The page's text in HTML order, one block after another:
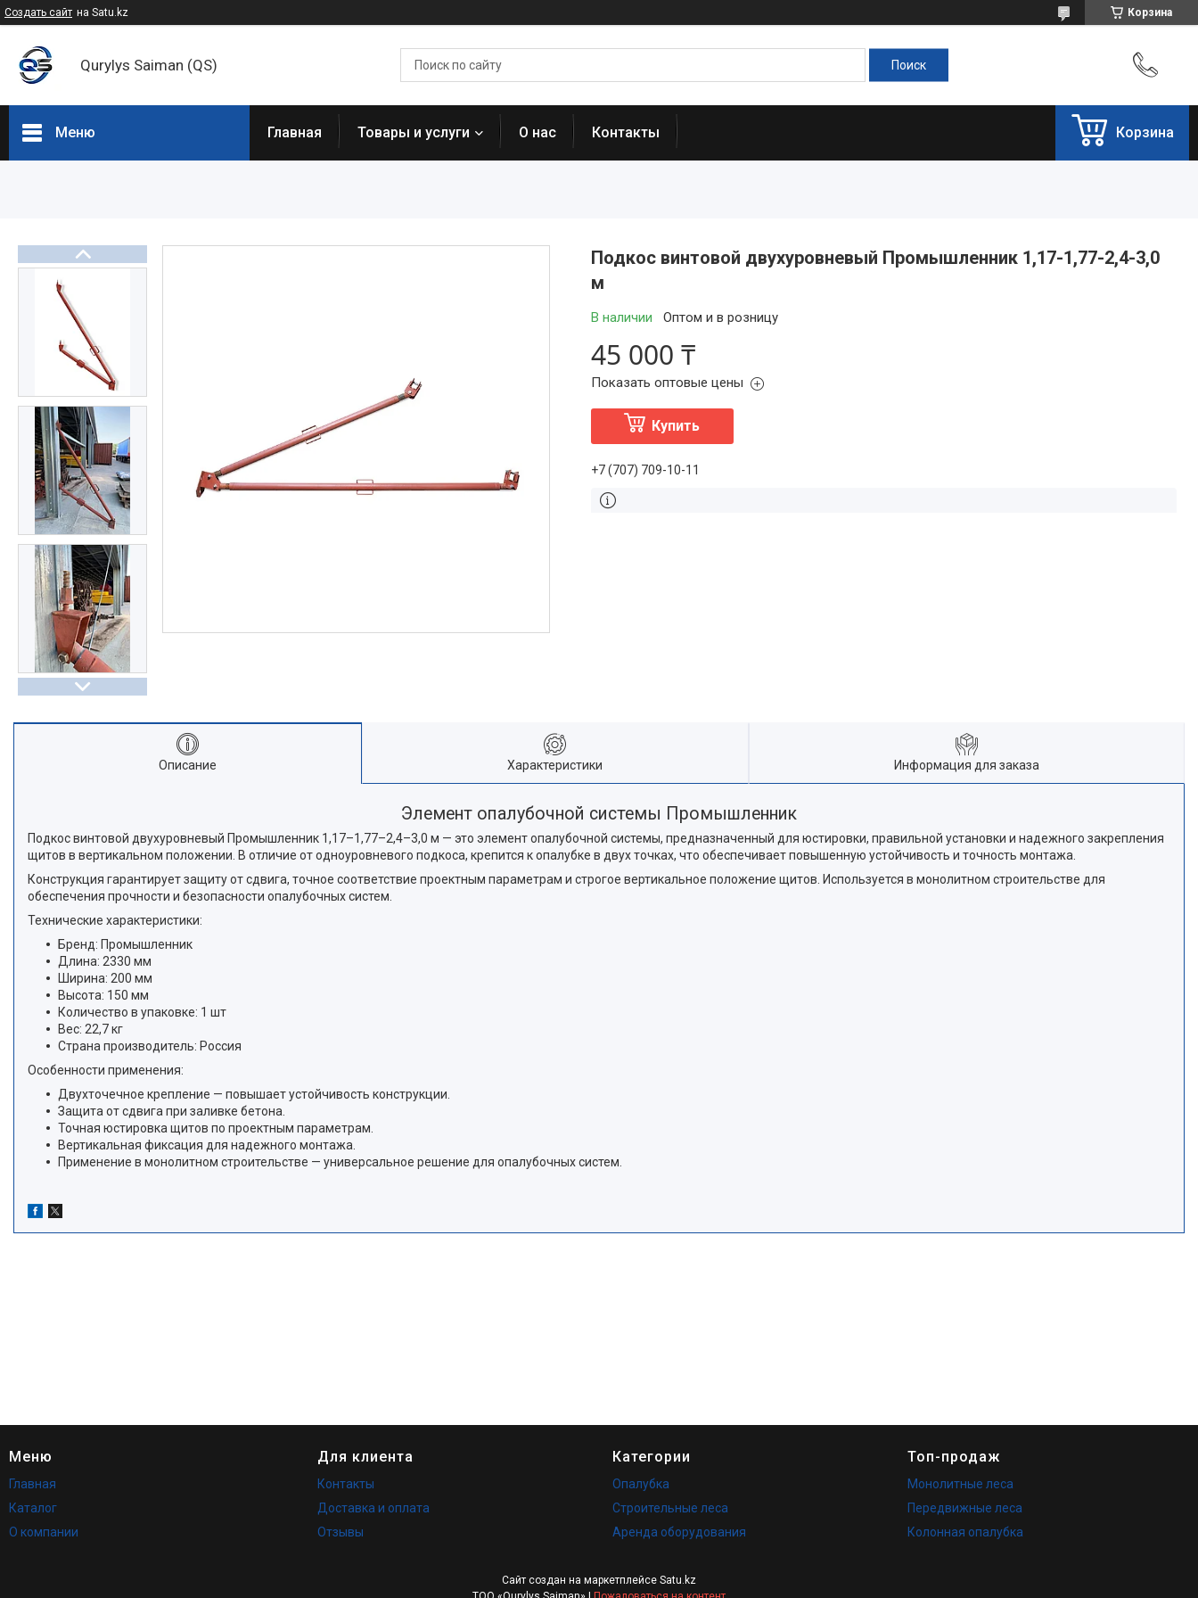
Создать сайт на Satu.kz Корзина
Qurylys Saiman (QS)
Меню
Отзывы
Главная Товары и услуги О нас Контакты Корзина
Подкос винтовой двухуровневый Промышленник 1,17-1,77-2,4-3,0
м
В наличии Оптом и в розницу
45 000 ₸
Показать оптовые цены
Купить
+7 (707) 709-10-11
Описание Характеристики Информация для заказа
Элемент опалубочной системы Промышленник
Подкос винтовой двухуровневый Промышленник 1,17–1,77–2,4–3,0 м — это элемент опалубочной системы, предназначенный для юстировки, правильной установки и надежного закрепления
щитов в вертикальном положении. В отличие от одноуровневого подкоса, крепится к опалубке в двух точках, что обеспечивает повышенную устойчивость и точность монтажа.
Конструкция гарантирует защиту от сдвига, точное соответствие проектным параметрам и строгое вертикальное положение щитов. Используется в монолитном строительстве для
обеспечения прочности и безопасности опалубочных систем.
Технические характеристики:
Бренд: Промышленник
Длина: 2330 мм
Ширина: 200 мм
Высота: 150 мм
Количество в упаковке: 1 шт
Вес: 22,7 кг
Страна производитель: Россия
Особенности применения:
Двухточечное крепление — повышает устойчивость конструкции.
Защита от сдвига при заливке бетона.
Точная юстировка щитов по проектным параметрам.
Вертикальная фиксация для надежного монтажа.
Применение в монолитном строительстве — универсальное решение для опалубочных систем.
Меню
Главная
Каталог
О компании
Для клиента
Контакты
Доставка и оплата
Отзывы
Категории
Опалубка
Строительные леса
Аренда оборудования
Топ-продаж
Монолитные леса
Передвижные леса
Колонная опалубка
Сайт создан на маркетплейсе Satu.kz